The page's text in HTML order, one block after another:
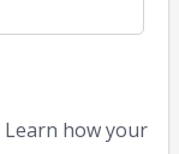
Learn how your